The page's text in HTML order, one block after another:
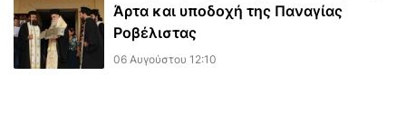
Άρτα και υποδοχή της Παναγίας
Ροβέλιστας
06 Αυγούστου 12:10